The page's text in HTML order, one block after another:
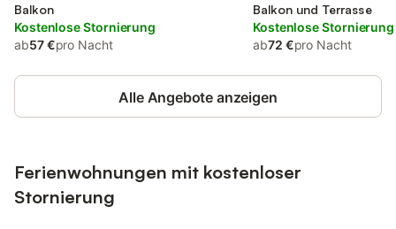
Balkon
Kostenlose Stornierung
ab57 €pro Nacht
Balkon und Terrasse
Kostenlose Stornierung
ab72 €pro Nacht
Alle Angebote anzeigen
Ferienwohnungen mit kostenloser
Stornierung